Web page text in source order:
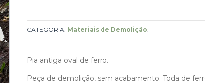
CATEGORIA: Materiais de Demolição.
Pia antiga oval de ferro.
Peça de demolição, sem acabamento. Toda de